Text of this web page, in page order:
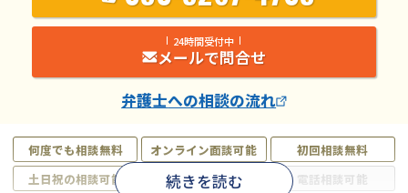
何度でも相談無料 オンライン面談可能
初回相談無料
土日祝の相談可能
19時以降電話可能
電話相談可能
続きを読む
24時間受付中
メールで問合せ
弁護士への相談の流れ